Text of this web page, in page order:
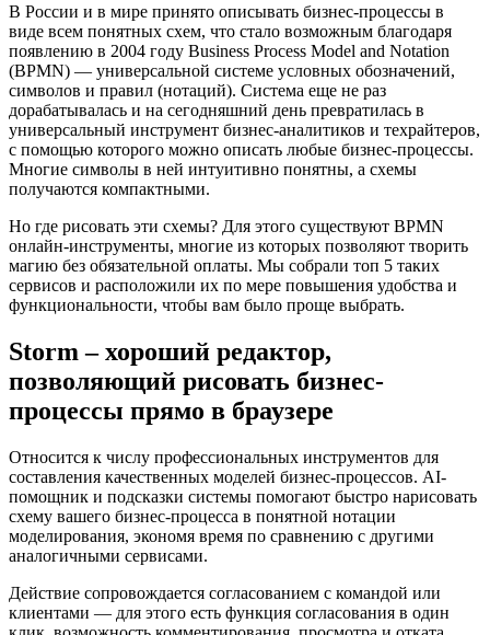
В России и в мире принято описывать бизнес-процессы в
виде всем понятных схем, что стало возможным благодаря
появлению в 2004 году Business Process Model and Notation
(BPMN) — универсальной системе условных обозначений,
символов и правил (нотаций). Система еще не раз
дорабатывалась и на сегодняшний день превратилась в
универсальный инструмент бизнес-аналитиков и техрайтеров,
с помощью которого можно описать любые бизнес-процессы.
Многие символы в ней интуитивно понятны, а схемы
получаются компактными.
Но где рисовать эти схемы? Для этого существуют BPMN
онлайн-инструменты, многие из которых позволяют творить
магию без обязательной оплаты. Мы собрали топ 5 таких
сервисов и расположили их по мере повышения удобства и
функциональности, чтобы вам было проще выбрать.
Storm – хороший редактор,
позволяющий рисовать бизнес-
процессы прямо в браузере
Относится к числу профессиональных инструментов для
составления качественных моделей бизнес-процессов. AI-
помощник и подсказки системы помогают быстро нарисовать
схему вашего бизнес-процесса в понятной нотации
моделирования, экономя время по сравнению с другими
аналогичными сервисами.
Действие сопровождается согласованием с командой или
клиентами — для этого есть функция согласования в один